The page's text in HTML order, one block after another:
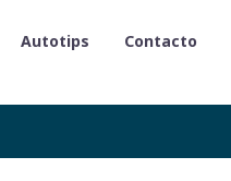
Autotips Contacto